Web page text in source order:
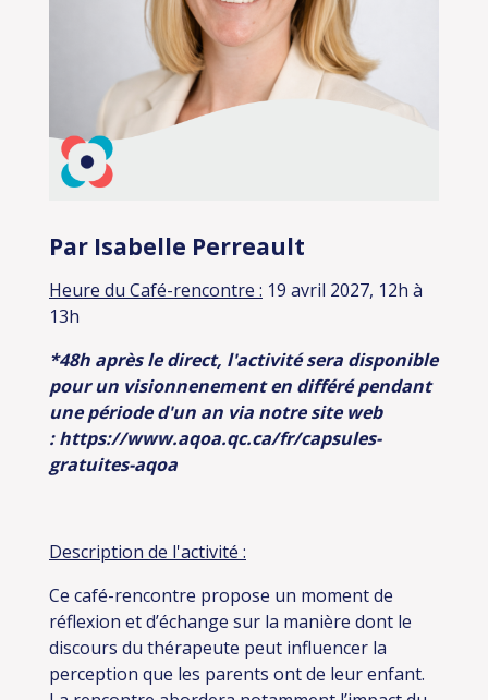
Par Isabelle Perreault
Heure du Café-rencontre : 19 avril 2027, 12h à
13h
*48h après le direct, l'activité sera disponible
pour un visionnenement en différé pendant
une période d'un an via notre site web
:https://www.aqoa.qc.ca/fr/capsules-
gratuites-aqoa
Description de l'activité :
Ce café-rencontre propose un moment de
réflexion et d’échange sur la manière dont le
discours du thérapeute peut influencer la
perception que les parents ont de leur enfant.